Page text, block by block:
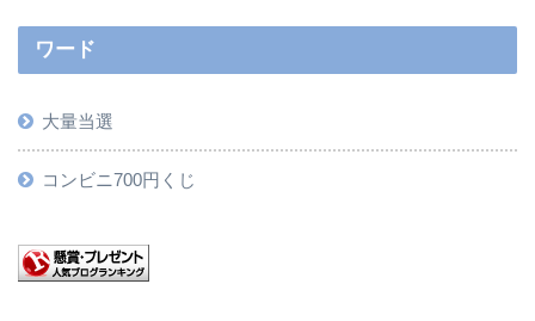
ワード
大量当選
コンビニ700円くじ